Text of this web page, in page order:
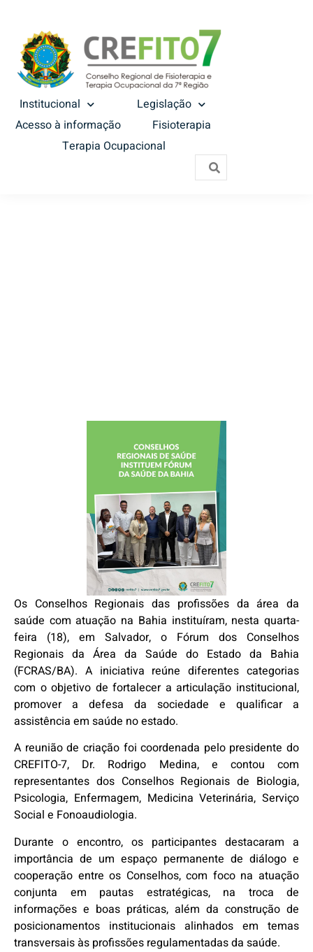
Institucional
Legislação
Acesso à informação
Fisioterapia
Terapia Ocupacional
Os Conselhos Regionais das profissões da área da
saúde com atuação na Bahia instituíram, nesta quarta-
feira (18), em Salvador, o Fórum dos Conselhos
Regionais da Área da Saúde do Estado da Bahia
(FCRAS/BA). A iniciativa reúne diferentes categorias
com o objetivo de fortalecer a articulação institucional,
promover a defesa da sociedade e qualificar a
assistência em saúde no estado.
A reunião de criação foi coordenada pelo presidente do
CREFITO-7, Dr. Rodrigo Medina, e contou com
representantes dos Conselhos Regionais de Biologia,
Psicologia, Enfermagem, Medicina Veterinária, Serviço
Social e Fonoaudiologia.
Durante o encontro, os participantes destacaram a
importância de um espaço permanente de diálogo e
cooperação entre os Conselhos, com foco na atuação
conjunta em pautas estratégicas, na troca de
informações e boas práticas, além da construção de
posicionamentos institucionais alinhados em temas
transversais às profissões regulamentadas da saúde.